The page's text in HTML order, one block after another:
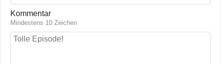
Kommentar
Mindestens 10 Zeichen